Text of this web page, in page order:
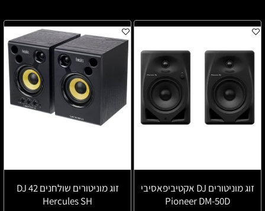
זוג מוניטורים DJ אקטיביפאסיבי
Pioneer DM-50D
זוג מוניטורים שולחנים DJ 42
Hercules SH